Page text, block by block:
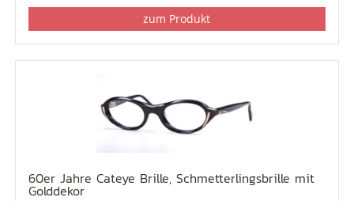
zum Produkt
60er Jahre Cateye Brille, Schmetterlingsbrille mit
Golddekor